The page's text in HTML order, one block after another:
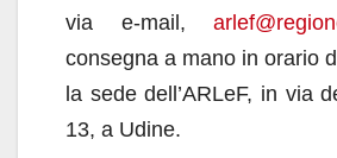
via e-mail,
consegna a mano in orario
la sede dell’ARLeF, in via
13, a Udine.